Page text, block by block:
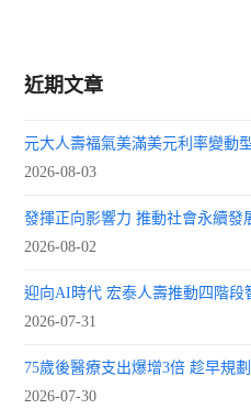
近期文章
元大人壽福氣美滿美元利率變動
2026-08-03
發揮正向影響力 推動社會永續發
2026-08-02
迎向AI時代 宏泰人壽推動四階段
2026-07-31
75歲後醫療支出爆增3倍 趁早規
2026-07-30